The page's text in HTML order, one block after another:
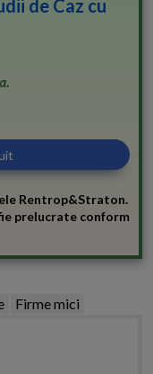
de Caz cu
Rentrop&Straton.
prelucrate conform
Firme mici